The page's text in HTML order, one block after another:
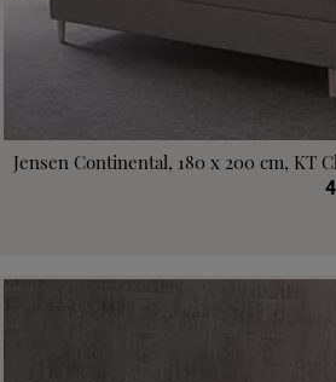
Jensen Continental, 180 x 200 cm, KT